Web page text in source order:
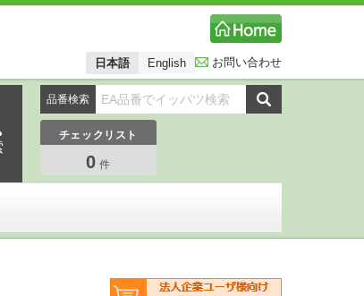
日本語 English お問い合わせ
品番検索
チェックリスト
0 件